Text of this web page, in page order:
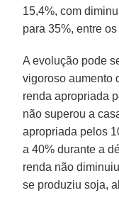
15,4%, com
para 35%, entre
A evolução pode
vigoroso aumento
renda apropriada
não superou a
apropriada pelos
a 40% durante a
renda não
se produziu soja,